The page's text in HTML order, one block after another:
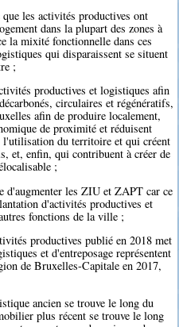
les activités productives ont
dans la plupart des zones à
la mixité fonctionnelle dans ces
qui disparaissent se situent
;
productives et logistiques afin
circulaires et régénératifs,
afin de produire localement,
de proximité et réduisent
l'utilisation du territoire et qui créent
et, enfin, qui contribuent à créer de
;
d'augmenter les ZIU et ZAPT car ce
d'activités productives et
fonctions de la ville ;
productives publié en 2018 met
et d'entreposage représentent
de Bruxelles-Capitale en 2017,
ancien se trouve le long du
plus récent se trouve le long